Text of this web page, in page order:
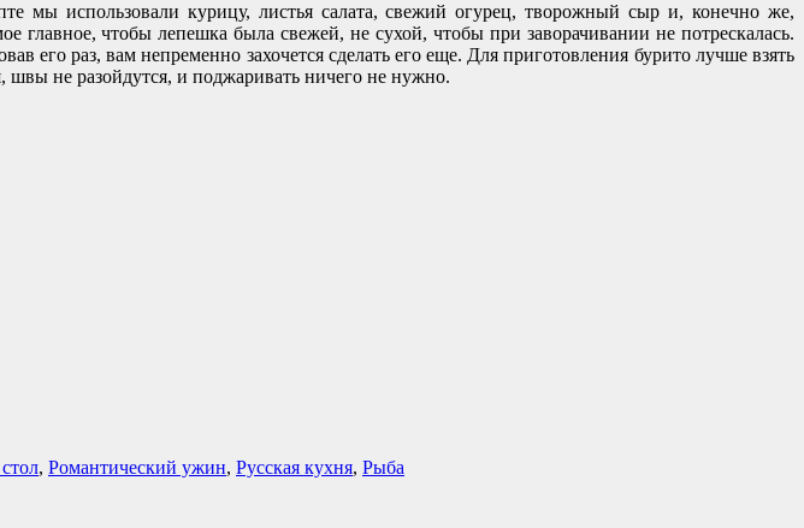
мы использовали курицу, листья салата, свежий огурец, творожный сыр и, конечно же,
чтобы лепешка была свежей, не сухой, чтобы при заворачивании не потрескалась.
раз, вам непременно захочется сделать его еще. Для приготовления бурито лучше взять
швы не разойдутся, и поджаривать ничего не нужно.
, Романтический ужин, Русская кухня, Рыба